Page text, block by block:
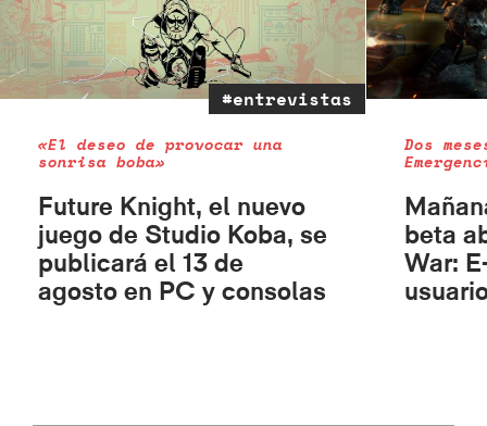
#entrevistas
«El deseo de provocar una
sonrisa boba»
Future Knight, el nuevo
juego de Studio Koba, se
publicará el 13 de
agosto en PC y consolas
Dos
beta
War: